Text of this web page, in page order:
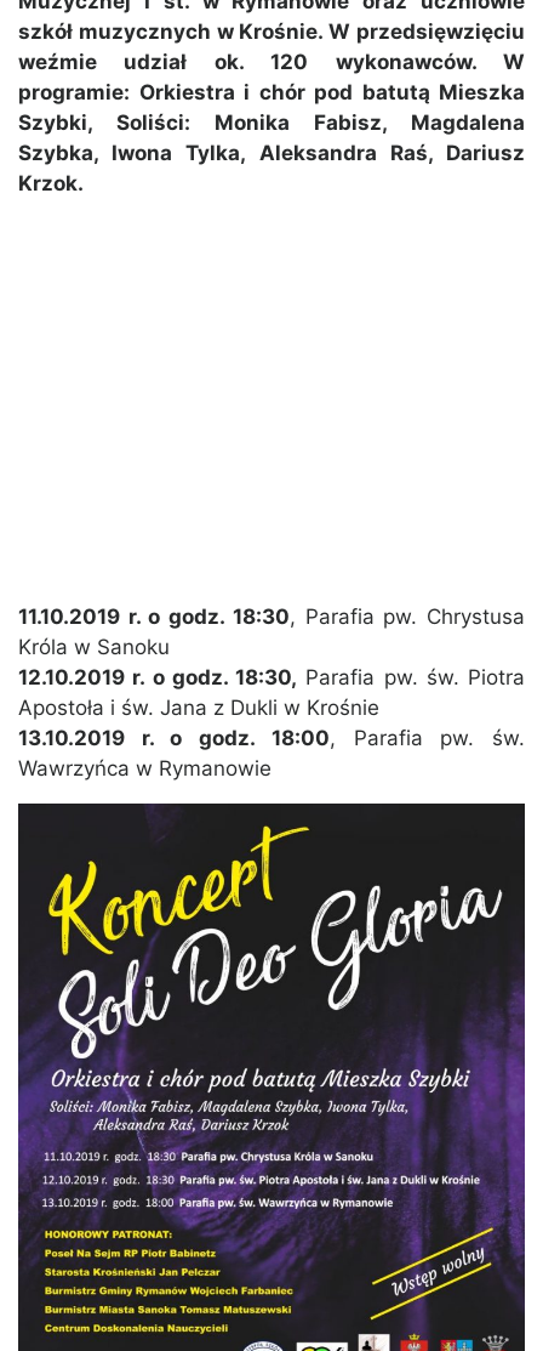
szkół muzycznych w Krośnie. W przedsięwzięciu
weźmie udział ok. 120 wykonawców. W
programie: Orkiestra i chór pod batutą Mieszka
Szybki, Soliści: Monika Fabisz, Magdalena
Szybka, Iwona Tylka, Aleksandra Raś, Dariusz
Krzok.
11.10.2019 r. o godz. 18:30, Parafia pw. Chrystusa
Króla w Sanoku
12.10.2019 r. o godz. 18:30, Parafia pw. św. Piotra
Apostoła i św. Jana z Dukli w Krośnie
13.10.2019 r. o godz. 18:00, Parafia pw. św.
Wawrzyńca w Rymanowie